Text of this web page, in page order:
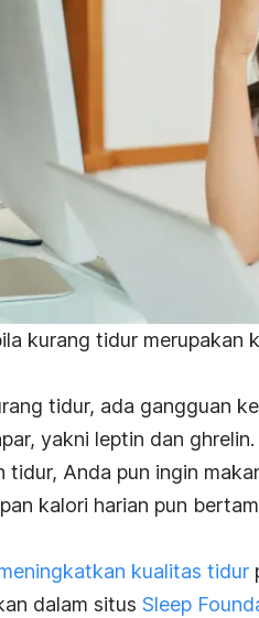
kurang tidur merupakan
tidur, ada gangguan
yakni leptin dan ghrelin
tidur, Anda pun ingin
kalori harian pun
kualitas tidur
dalam situs Sleep